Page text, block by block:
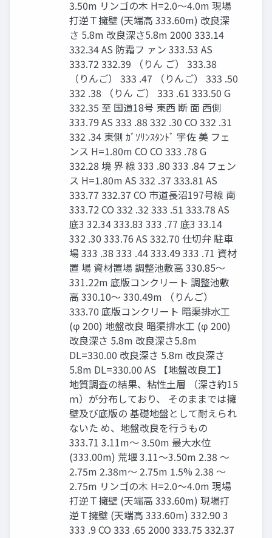
3.50m リンゴの木 H=2.0～4.0m 現場
打逆Ｔ擁壁 (天端高 333.60m) 改良深
さ 5.8m 改良深さ5.8m 2000 333.14
332.34 AS 防霜フ ァン 333.53 AS
333.72 332.39 （りん ご） 333.38
（りんご） 333 .47 （りんご） 333 .50
332 .38 （りん ご） 333 .61 333.50 G
332.35 至 国道18号 東西 断 面 西側
333.79 AS 333 .88 332 .30 CO 332 .31
332 .34 東側 ｶﾞｿﾘﾝｽﾀﾝﾄﾞ 宇佐 美 フェ
ンス H=1.80m CO CO 333 .78 G
332.28 境 界 線 333 .80 333 .84 フェン
ス H=1.80m AS 332 .37 333.81 AS
333.77 332.37 CO 市道長沼197号線 南
333.72 CO 332 .32 333 .51 333.78 AS
底3 32.34 333.83 333 .77 底3 33.14
332 .30 333.76 AS 332.70 仕切弁 駐車
場 333 .38 333 .44 333.49 333 .71 資材
置 場 資材置場 調整池敷高 330.85～
331.22m 底版コンクリート 調整池敷
高 330.10～ 330.49m （りんご）
333.70 底版コンクリート 暗渠排水工
(φ 200) 地盤改良 暗渠排水工 (φ 200)
改良深さ 5.8m 改良深さ5.8m
DL=330.00 改良深さ 5.8m 改良深さ
5.8m DL=330.00 AS 【地盤改良工】
地質調査の結果、粘性土層 （深さ約15
ｍ）が分布しており、 そのままでは擁
壁及び底版の 基礎地盤として耐えられ
ないた め、地盤改良を行うもの
333.71 3.11m～ 3.50m 最大水位
(333.00m) 荒堰 3.11～3.50m 2.38 ～
2.75m 2.38m～ 2.75m 1.5% 2.38 ～
2.75m リンゴの木 H=2.0～4.0m 現場
打逆Ｔ擁壁 (天端高 333.60m) 現場打
逆Ｔ擁壁 (天端高 333.60m) 332.90 3
333 .9 CO 333 .65 2000 333.75 332.37